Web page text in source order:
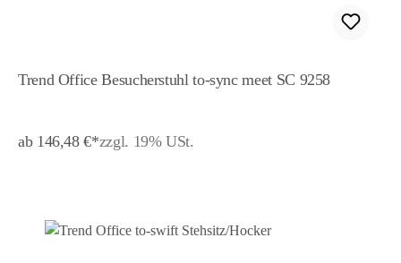
Trend Office Besucherstuhl to-sync meet SC 9258
ab 146,48 €*zzgl. 19% USt.